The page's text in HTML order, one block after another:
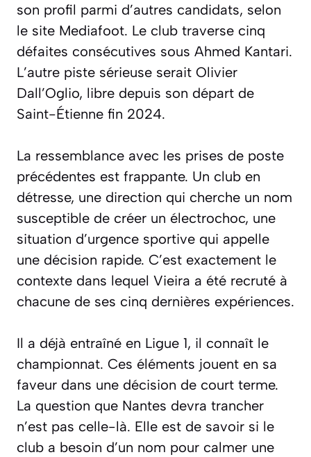
son profil parmi d’autres candidats, selon
le site Mediafoot. Le club traverse cinq
défaites consécutives sous Ahmed Kantari.
L’autre piste sérieuse serait Olivier
Dall’Oglio, libre depuis son départ de
Saint-Étienne fin 2024.
La ressemblance avec les prises de poste
précédentes est frappante. Un club en
détresse, une direction qui cherche un nom
susceptible de créer un électrochoc, une
situation d’urgence sportive qui appelle
une décision rapide. C’est exactement le
contexte dans lequel Vieira a été recruté à
chacune de ses cinq dernières expériences.
Il a déjà entraîné en Ligue 1, il connaît le
championnat. Ces éléments jouent en sa
faveur dans une décision de court terme.
La question que Nantes devra trancher
n’est pas celle-là. Elle est de savoir si le
club a besoin d’un nom pour calmer une